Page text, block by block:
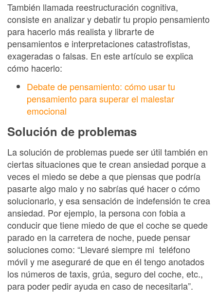
También llamada reestructuración cognitiva,
consiste en analizar y debatir tu propio pensamiento
para hacerlo más realista y librarte de
pensamientos e interpretaciones catastrofistas,
exageradas o falsas. En este artículo se explica
cómo hacerlo:
Debate de pensamiento: cómo usar tu
pensamiento para superar el malestar
emocional
Solución de problemas
La solución de problemas puede ser útil también en
ciertas situaciones que te crean ansiedad porque a
veces el miedo se debe a que piensas que podría
pasarte algo malo y no sabrías qué hacer o cómo
solucionarlo, y esa sensación de indefensión te crea
ansiedad. Por ejemplo, la persona con fobia a
conducir que tiene miedo de que el coche se quede
parado en la carretera de noche, puede pensar
soluciones como: “Llevaré siempre mi teléfono
móvil y me aseguraré de que en él tengo anotados
los números de taxis, grúa, seguro del coche, etc.,
para poder pedir ayuda en caso de necesitarla”.